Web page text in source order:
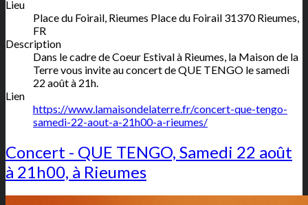
Lieu
Place du Foirail, Rieumes Place du Foirail 31370 Rieumes,
FR
Description
Dans le cadre de Coeur Estival à Rieumes, la Maison de la
Terre vous invite au concert de QUE TENGO le samedi
22 août à 21h.
Lien
https://www.lamaisondelaterre.fr/concert-que-tengo-
samedi-22-aout-a-21h00-a-rieumes/
Concert - QUE TENGO, Samedi 22 août
à 21h00, à Rieumes